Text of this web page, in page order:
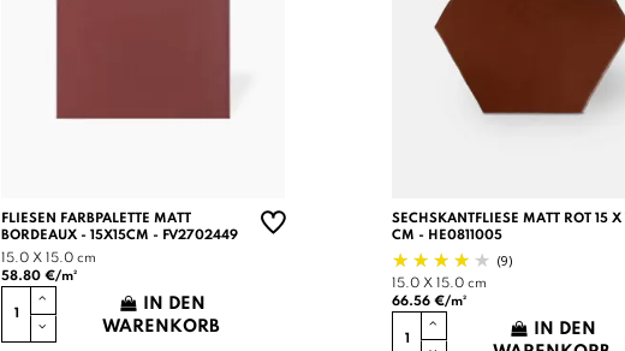
FLIESEN FARBPALETTE MATT
BORDEAUX - 15X15CM - FV2702449
15.0 X 15.0 cm
58.80 €/m²
IN DEN
WARENKORB
SECHSKANTFLIESE MATT ROT 15 X
CM - HE0811005
(9)
15.0 X 15.0 cm
66.56 €/m²
IN DEN